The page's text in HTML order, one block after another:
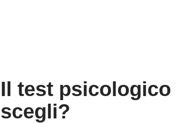
Il test
scegli?